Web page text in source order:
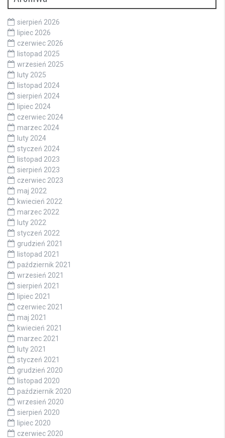
sierpień 2026
lipiec 2026
czerwiec 2026
listopad 2025
wrzesień 2025
luty 2025
listopad 2024
sierpień 2024
lipiec 2024
czerwiec 2024
marzec 2024
luty 2024
styczeń 2024
listopad 2023
sierpień 2023
czerwiec 2023
maj 2022
kwiecień 2022
marzec 2022
luty 2022
styczeń 2022
grudzień 2021
listopad 2021
październik 2021
wrzesień 2021
sierpień 2021
lipiec 2021
czerwiec 2021
maj 2021
kwiecień 2021
marzec 2021
luty 2021
styczeń 2021
grudzień 2020
listopad 2020
październik 2020
wrzesień 2020
sierpień 2020
lipiec 2020
czerwiec 2020